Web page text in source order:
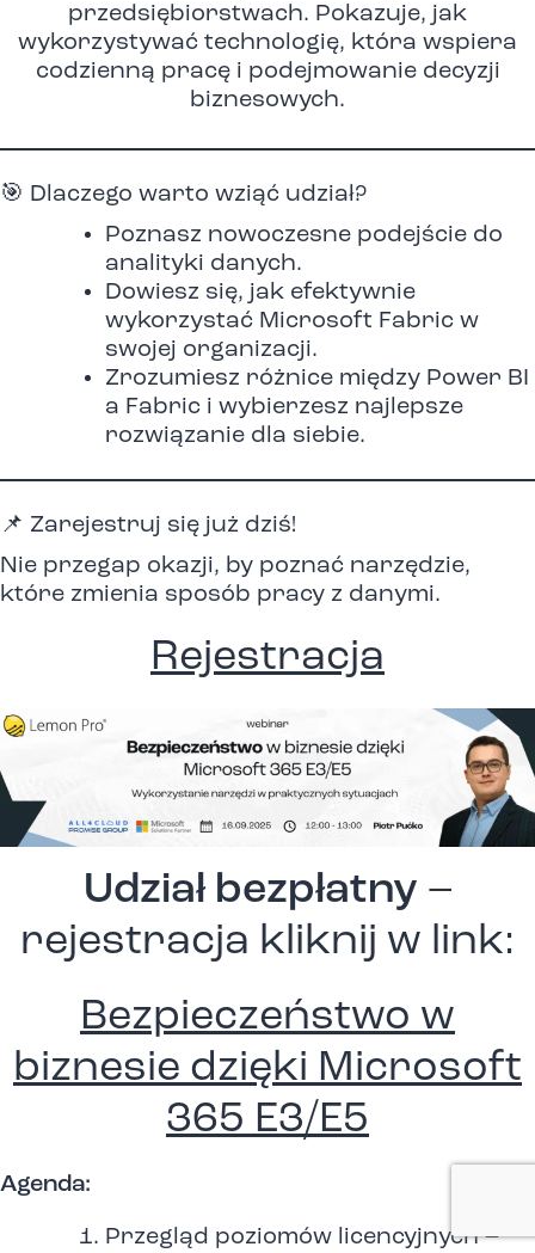
przedsiębiorstwach. Pokazuje, jak
wykorzystywać technologię, która wspiera
codzienną pracę i podejmowanie decyzji
biznesowych.
🎯 Dlaczego warto wziąć udział?
Poznasz nowoczesne podejście do
analityki danych.
Dowiesz się, jak efektywnie
wykorzystać Microsoft Fabric w
swojej organizacji.
Zrozumiesz różnice między Power BI
a Fabric i wybierzesz najlepsze
rozwiązanie dla siebie.
📌 Zarejestruj się już dziś!
Nie przegap okazji, by poznać narzędzie,
które zmienia sposób pracy z danymi.
Rejestracja
Udział bezpłatny –
rejestracja kliknij w link:
Bezpieczeństwo w
biznesie dzięki Microsoft
365 E3/E5
Agenda:
Przegląd poziomów licencyjnych –